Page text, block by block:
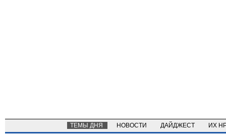
ТЕМЫ ДНЯ НОВОСТИ ДАЙДЖЕСТ ИХ